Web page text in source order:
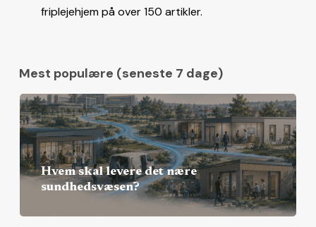
friplejehjem på over 150 artikler.
Mest populære (seneste 7 dage)
Hvem skal levere det nære
sundhedsvæsen?